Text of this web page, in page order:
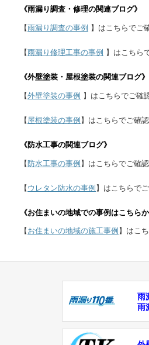
《雨漏り調査・修理の関連ブログ》
【雨漏り調査の事例 】はこちらでご
【雨漏り修理工事の事例 】はこちら
《外壁塗装・屋根塗装の関連ブログ》
【外壁塗装の事例 】はこちらでご確
【屋根塗装の事例】はこちらでご確認
《防水工事の関連ブログ》
【防水工事の事例】はこちらでご確認
【ウレタン防水の事例】はこちらで
《お住まいの地域での事例はこちら
【お住まいの地域の施工事例】はこ
雨
雨